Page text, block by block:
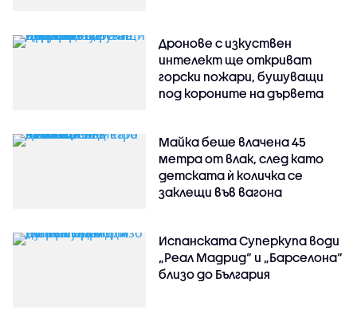
Дронове с изкуствен
интелект ще откриват
горски пожари, бушуващи
под короните на дървета
Майка беше влачена 45
метра от влак, след като
детската ѝ количка се
заклещи във вагона
Испанската Суперкупа води
„Реал Мадрид“ и „Барселона“
близо до България